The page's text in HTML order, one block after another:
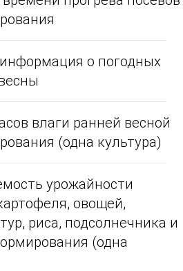
о погодных
влаги ранней весной
(одна культура)
урожайности
овощей,
риса, подсолнечника и
(одна